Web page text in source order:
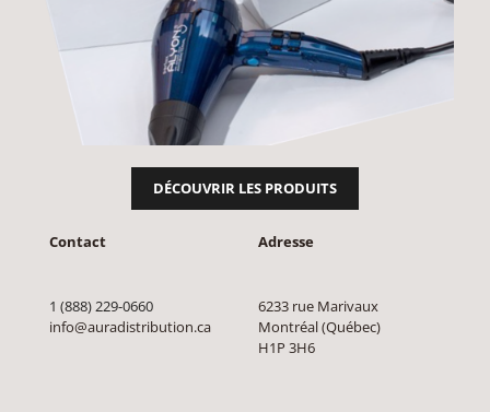
DÉCOUVRIR LES PRODUITS
Contact
1 (888) 229-0660
info@auradistribution.ca
Adresse
6233 rue Marivaux
Montréal (Québec)
H1P 3H6